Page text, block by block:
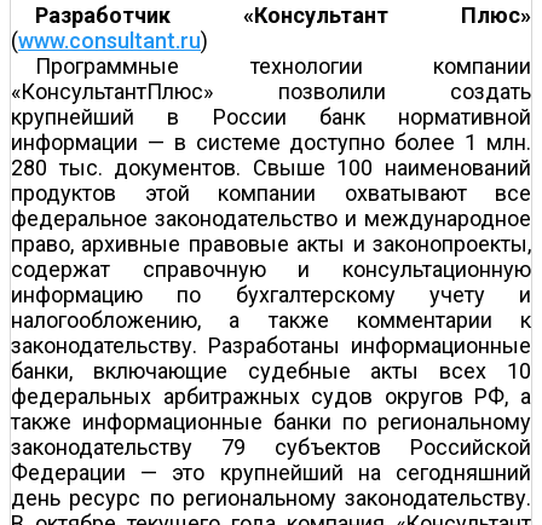
Разработчик «Консультант Плюс»
(www.consultant.ru)
Программные технологии компании
«КонсультантПлюс» позволили создать
крупнейший в России банк нормативной
информации — в системе доступно более 1 млн.
280 тыс. документов. Свыше 100 наименований
продуктов этой компании охватывают все
федеральное законодательство и международное
право, архивные правовые акты и законопроекты,
содержат справочную и консультационную
информацию по бухгалтерскому учету и
налогообложению, а также комментарии к
законодательству. Разработаны информационные
банки, включающие судебные акты всех 10
федеральных арбитражных судов округов РФ, а
также информационные банки по региональному
законодательству 79 субъектов Российской
Федерации — это крупнейший на сегодняшний
день ресурс по региональному законодательству.